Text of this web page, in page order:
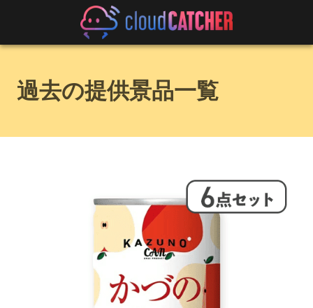
過去の提供景品一覧